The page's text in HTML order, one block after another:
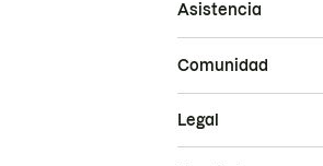
Asistencia
Comunidad
Legal